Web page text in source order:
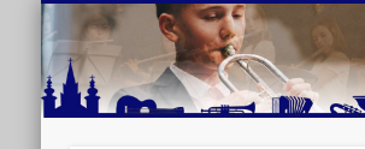
MUSIKSCHULE MARIAZELL
AKTUELLE BERICHTE
SCHULE
VIDEOS
VERANSTALTUNGSTIPPS
WEITERE INFORMATIONEN